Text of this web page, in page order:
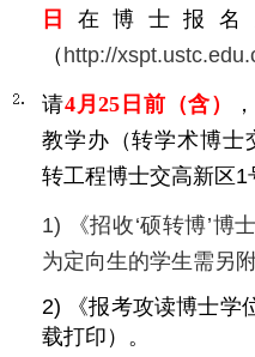
日 在博士报
（ http://
请4月25 日 前（含）
教学办（转学术博士
转工程博士交高新区 1
1)
《招收‘硕转博’
为定向生的学生需另
2)
《报考攻读博士
载打印）。